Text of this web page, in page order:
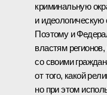
криминальную
и идеологическую
Поэтому и
властям
со своими
от того, какой
но при этом